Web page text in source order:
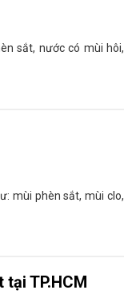
sắt, nước có mùi hôi,
mùi phèn sắt, mùi clo,
TP.HCM